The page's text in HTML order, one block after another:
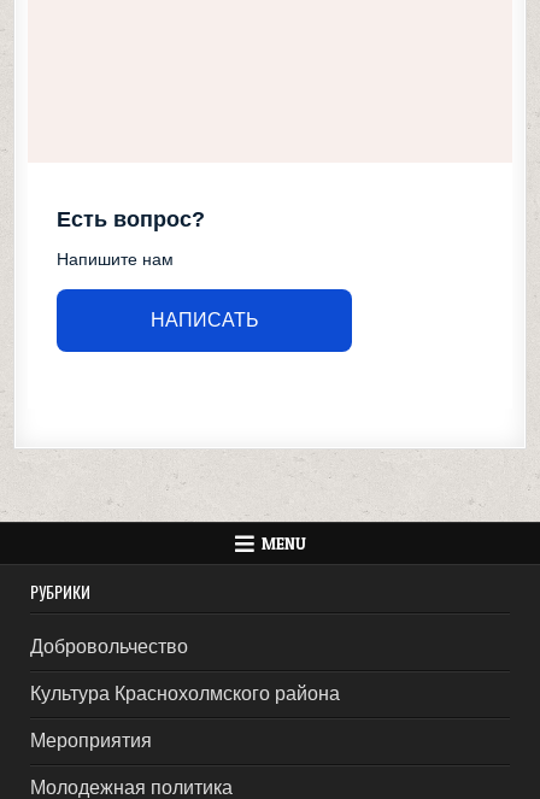
Есть вопрос?
Напишите нам
НАПИСАТЬ
MENU
РУБРИКИ
Добровольчество
Культура Краснохолмского района
Мероприятия
Молодежная политика